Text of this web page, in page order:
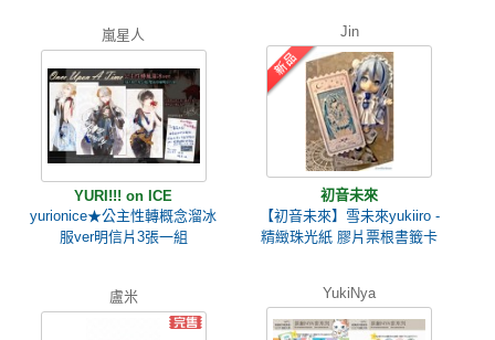
嵐星人
YURI!!! on ICE
yurionice★公主性轉概念溜冰
服ver明信片3張一組
Jin
初音未來
【初音未來】雪未來yukiiro -
精緻珠光紙 膠片票根書籤卡
盧米 YukiNya